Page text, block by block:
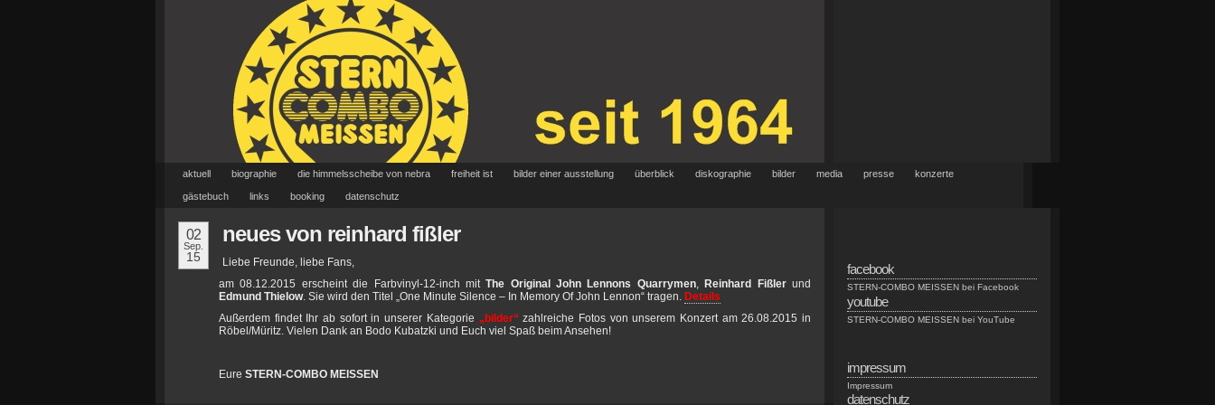
aktuell biographie die himmelsscheibe von nebra freiheit ist bilder einer ausstellung überblick diskographie bilder media presse konzerte
gästebuch links booking datenschutz
02
Sep.
15
neues von reinhard fißler
Liebe Freunde, liebe Fans,
am 08.12.2015 erscheint die Farbvinyl-12-inch mitThe Original John Lennons Quarrymen, Reinhard Fißlerund
Edmund Thielow. Sie wird den Titel „One Minute Silence – In Memory Of John Lennon“ tragen. Details
Außerdem findet Ihr ab sofort in unserer Kategorie „bilder“ zahlreiche Fotos von unserem Konzert am 26.08.2015 in
Röbel/Müritz. Vielen Dank an Bodo Kubatzki und Euch viel Spaß beim Ansehen!
Eure STERN-COMBO MEISSEN
facebook
STERN-COMBO MEISSEN bei Facebook
youtube
STERN-COMBO MEISSEN bei YouTube
impressum
Impressum
datenschutz